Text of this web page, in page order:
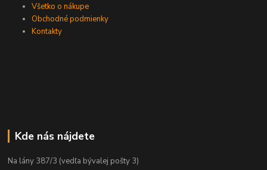
Všetko o nákupe
Obchodné podmienky
Kontakty
Kde nás nájdete
Na lány 387/3 (vedľa bývalej pošty 3)